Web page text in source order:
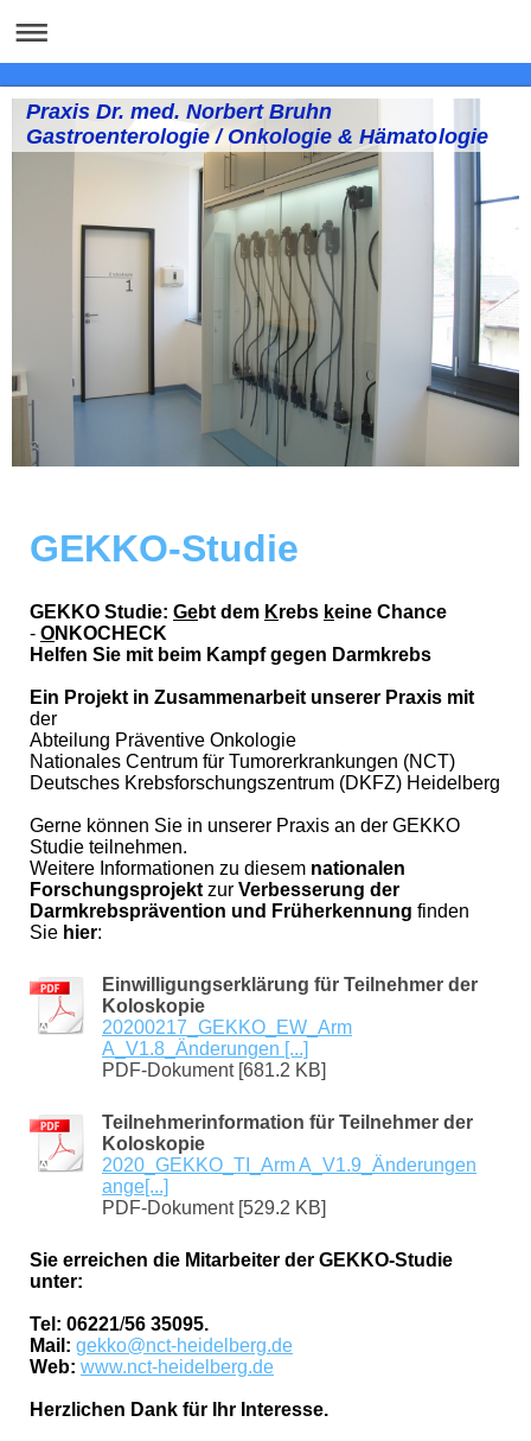
Praxis Dr. med. Norbert Bruhn
Gastroenterologie / Onkologie & Hämatologie
GEKKO-Studie
GEKKO Studie: Gebt dem Krebs keine Chance
- ONKOCHECK
Helfen Sie mit beim Kampf gegen Darmkrebs
Ein Projekt in Zusammenarbeit unserer Praxis mit
der
Abteilung Präventive Onkologie
Nationales Centrum für Tumorerkrankungen (NCT)
Deutsches Krebsforschungszentrum (DKFZ) Heidelberg
Gerne können Sie in unserer Praxis an der GEKKO
Studie teilnehmen.
Weitere Informationen zu diesem nationalen
Forschungsprojekt zur Verbesserung der
Darmkrebsprävention und Früherkennung finden
Sie hier:
Einwilligungserklärung für Teilnehmer der
Koloskopie
20200217_GEKKO_EW_Arm
A_V1.8_Änderungen [...]
PDF-Dokument [681.2 KB]
Teilnehmerinformation für Teilnehmer der
Koloskopie
2020_GEKKO_TI_Arm A_V1.9_Änderungen
ange[...]
PDF-Dokument [529.2 KB]
Sie erreichen die Mitarbeiter der GEKKO-Studie
unter:
Tel: 06221/56 35095.
Mail: gekko@nct-heidelberg.de
Web: www.nct-heidelberg.de
Herzlichen Dank für Ihr Interesse.